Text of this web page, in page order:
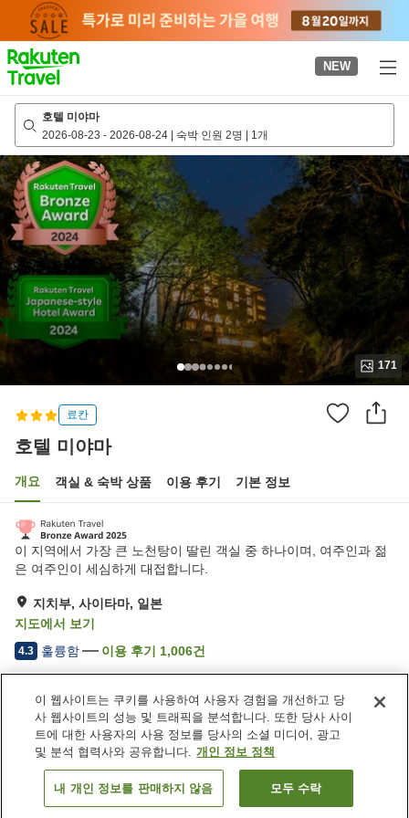
page
NEW
호텔 미야마
2026-08-23 - 2026-08-24 | 숙박 인원 2명 | 1개
171
료칸
호텔 미야마
개요 객실 & 숙박 상품 이용 후기 기본 정보
이 지역에서 가장 큰 노천탕이 딸린 객실 중 하나이며, 여주인과 젊
은 여주인이 세심하게 대접합니다.
지치부, 사이타마, 일본
지도에서 보기
4.3 훌륭함 이용 후기 1,006건
숙소 편의 시설/서비스
주차장
사우나
스파 / 미용실
라운지
일본 사이타마 지치부 호텔 미야마
객실 보기
이 웹사이트는 쿠키를 사용하여 사용자 경험을 개선하고 당
사 웹사이트의 성능 및 트래픽을 분석합니다. 또한 당사 사이
트에 대한 사용자의 사용 정보를 당사의 소셜 미디어, 광고
및 분석 협력사와 공유합니다. 개인 정보 정책
내 개인 정보를 판매하지 않음 모두 수락